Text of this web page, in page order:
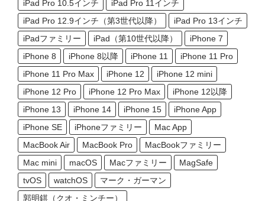
iPad Pro 10.5インチ
iPad Pro 11インチ
iPad Pro 12.9インチ（第3世代以降）
iPad Pro 13インチ
iPadファミリー
iPad（第10世代以降）
iPhone 7
iPhone 8
iPhone 8以降 iPhone 11
iPhone 11 Pro
iPhone 11 Pro Max
iPhone 12
iPhone 12 mini
iPhone 12 Pro
iPhone 12 Pro Max
iPhone 12以降
iPhone 13
iPhone 14 iPhone 15
iPhone App
iPhone SE
iPhoneファミリー
Mac App
MacBook Air
MacBook Pro
MacBookファミリー
Mac mini
macOS Macファミリー
MagSafe
tvOS
watchOS
マーク・ガーマン
郭明錤（クオ・ミンチー）